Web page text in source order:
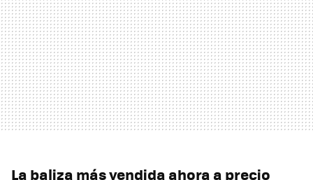
La baliza más vendida ahora a precio